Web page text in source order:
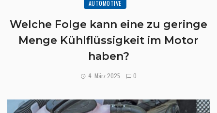
AUTOMOTIVE
Welche Folge kann eine zu geringe
Menge Kühlflüssigkeit im Motor
haben?
4. März 2025 0